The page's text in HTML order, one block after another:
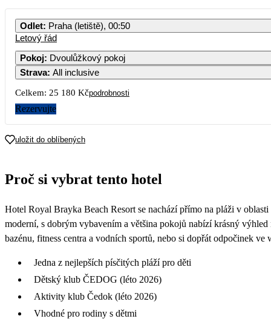
Odlet: Praha (letiště), 00:50
Letový řád
Pokoj: Dvoulůžkový pokoj
Strava: All inclusive
Celkem: 25 180 Kčpodrobnosti
Rezervujte
uložit do oblíbených
Proč si vybrat tento hotel
Hotel Royal Brayka Beach Resort se nachází přímo na pláži v
moderní, s dobrým vybavením a většina pokojů nabízí krásný
bazénu, fitness centra a vodních sportů, nebo si dopřát odpočinek ve
Jedna z nejlepších písčitých pláží pro děti
Dětský klub ČEDOG (léto 2026)
Aktivity klub Čedok (léto 2026)
Vhodné pro rodiny s dětmi